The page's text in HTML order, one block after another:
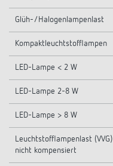
Glüh-/Halogenlampenlast
Kompaktleuchtstofflampen
LED-Lampe < 2 W
LED-Lampe 2-8 W
LED-Lampe > 8 W
Leuchtstofflampenlast (VVG)
nicht kompensiert